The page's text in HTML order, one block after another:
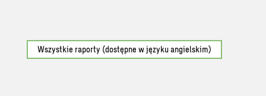
Wszystkie raporty (dostępne w języku angielskim)